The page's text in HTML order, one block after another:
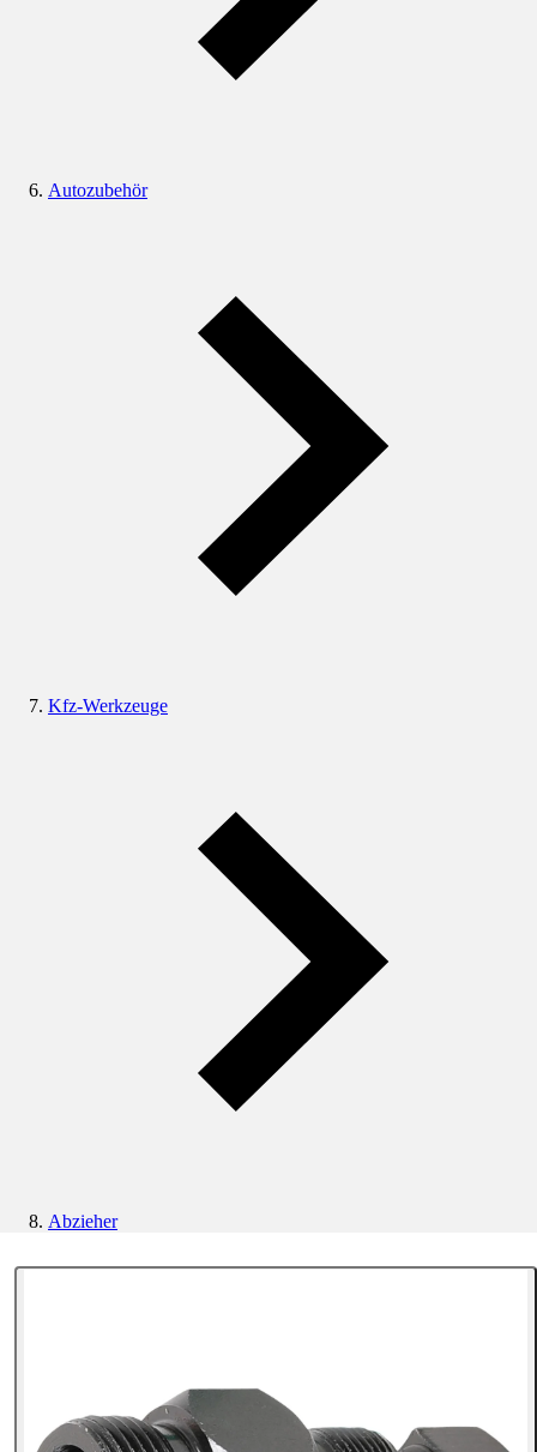
Autozubehör
Kfz-Werkzeuge
Abzieher